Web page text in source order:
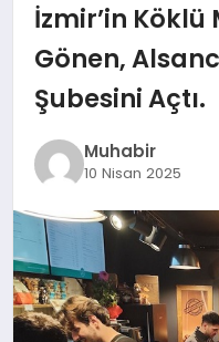
SPOR
TEKNOLOJI
MAGAZIN
EGITIM
YAŞAM
İzmir’in Köklü
Gönen,
Şubesini Açtı.
Muhabir
10 Nisan 2025